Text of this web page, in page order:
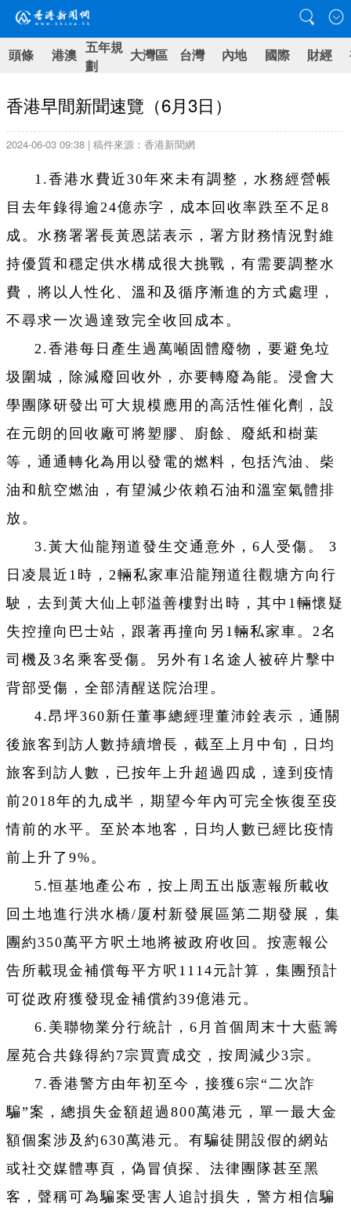
頭條 港澳 五年規
劃
大灣區 台灣 內地 國際 財經
香港早間新聞速覽（6月3日）
2024-06-03 09:38 | 稿件來源：香港新聞網
1.香港水費近30年來未有調整，水務經營帳
目去年錄得逾24億赤字，成本回收率跌至不足8
成。水務署署長黃恩諾表示，署方財務情況對維
持優質和穩定供水構成很大挑戰，有需要調整水
費，將以人性化、溫和及循序漸進的方式處理，
不尋求一次過達致完全收回成本。
2.香港每日產生過萬噸固體廢物，要避免垃
圾圍城，除減廢回收外，亦要轉廢為能。浸會大
學團隊研發出可大規模應用的高活性催化劑，設
在元朗的回收廠可將塑膠、廚餘、廢紙和樹葉
等，通通轉化為用以發電的燃料，包括汽油、柴
油和航空燃油，有望減少依賴石油和溫室氣體排
放。
3.黃大仙龍翔道發生交通意外，6人受傷。 3
日凌晨近1時，2輛私家車沿龍翔道往觀塘方向行
駛，去到黃大仙上邨溢善樓對出時，其中1輛懷疑
失控撞向巴士站，跟著再撞向另1輛私家車。2名
司機及3名乘客受傷。另外有1名途人被碎片擊中
背部受傷，全部清醒送院治理。
4.昂坪360新任董事總經理董沛銓表示，通關
後旅客到訪人數持續增長，截至上月中旬，日均
旅客到訪人數，已按年上升超過四成，達到疫情
前2018年的九成半，期望今年內可完全恢復至疫
情前的水平。至於本地客，日均人數已經比疫情
前上升了9%。
5.恒基地產公布，按上周五出版憲報所載收
回土地進行洪水橋/厦村新發展區第二期發展，集
團約350萬平方呎土地將被政府收回。按憲報公
告所載現金補償每平方呎1114元計算，集團預計
可從政府獲發現金補償約39億港元。
6.美聯物業分行統計，6月首個周末十大藍籌
屋苑合共錄得約7宗買賣成交，按周減少3宗。
7.香港警方由年初至今，接獲6宗“二次詐
騙”案，總損失金額超過800萬港元，單一最大金
額個案涉及約630萬港元。有騙徒開設假的網站
或社交媒體專頁，偽冒偵探、法律團隊甚至黑
客，聲稱可為騙案受害人追討損失，警方相信騙